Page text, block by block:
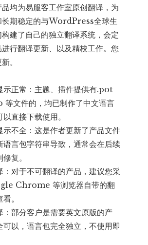
均为易服客工作室原创翻译，为
长期稳定的与WordPress全球生
建了自己的独立翻译系统，会定
行翻译更新、以及精校工作。您
。
示正常：主题、插件提供有.pot
文件的，均已制作了中文语言
直接下载使用。
示不全：这是作者更新了产品文件
语言包字符串导致，通常会在后续
复。
：对于不可翻译的产品，建议您采
Chrome 等浏览器自带的翻
。
：部分客户是需要英文原版的产
可以，语言包完全独立，不使用即